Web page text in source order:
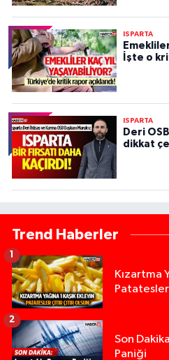
ISPARTA
İşte o
ISPARTA
Deri
dikkat
Trend Haberler
Kızartma
Patatesler
1
Son
Paniği
2